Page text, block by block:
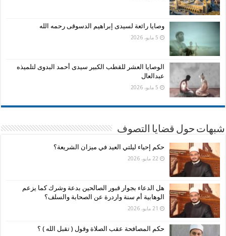
وصايا رائعة لسيدى إبراهيم الدسوقى رحمه الله
5 مايو، 2026
الوصايا العشر للقطب الكبير سيدى أحمد البدوى لتلميذه
عبدالعال
5 مايو، 2026
شبهات حول قضايا التصوف
حكم إحياء ليلتي العيد في ميزان الشريعة؟
22 مايو، 2026
هل الدعاء بجوار قبور الصالحين بدعة وشرك كما يزعم
الوهابية أم سنة واردرة عن الصحابة والسلف؟
21 مايو، 2026
حكم المصافحة عقب الصلاة وقول ( تقبل الله ) ؟